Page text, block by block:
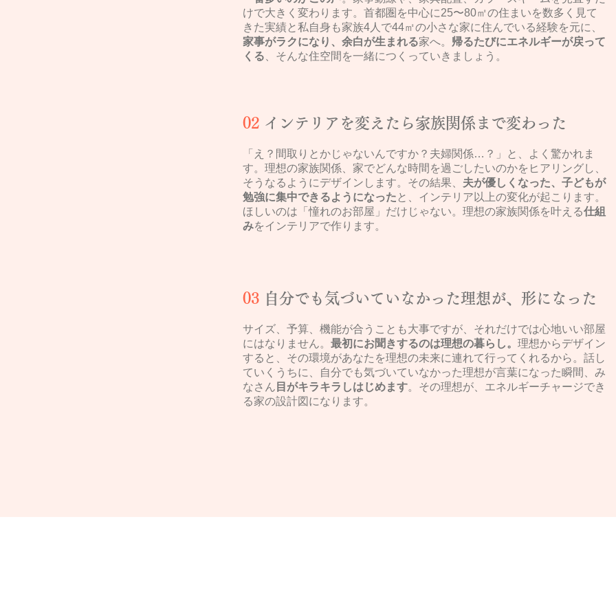
けで大きく変わります。首都圏を中心に25〜80㎡の住まいを数多く見て
きた実績と私自身も家族4人で44㎡の小さな家に住んでいる経験を元に、
家事がラクになり、余白が生まれる家へ。 帰るたびにエネルギーが戻って
くる 、そんな住空間を一緒につくっていきましょう。
02 インテリアを変えたら家族関係まで変わった
「え？間取りとかじゃないんですか？夫婦関係…？」と、よく驚かれま
す。 理想の家族関係、家でどんな時間を過ごしたいのかをヒアリングし、
そうなるようにデザインします。その結果、 夫が優しくなった、子どもが
勉強に集中できるようになった と、インテリア以上の変化が起こります。
ほしいのは「憧れのお部屋」だけじゃない。理想の家族関係を叶える仕組
みをインテリアで作ります。
03 自分でも気づいていなかった理想が、形になった
サイズ、予算、機能が合うことも大事ですが、それだけでは心地いい部屋
にはなりません。 最初にお聞きするのは理想の暮らし。 理想からデザイン
すると、その環境があなたを理想の未来に連れて行ってくれるから。話し
ていくうちに、自分でも気づいていなかった理想が言葉になった瞬間、み
なさん 目がキラキラしはじめます。その理想が、エネルギーチャージでき
る家の設計図になります。